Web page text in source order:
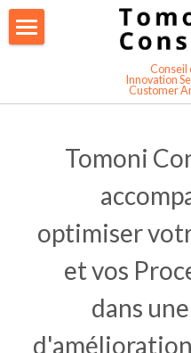
Conseil
Innovation
Customer
A propos de Tomoni
Nos Services
Etudes et Co-
Data et Customer
Formation Design
Conseil
Exemple Innovation
Exemple Data-
Transformation
Exemple Parcours
Tomoni
optimiser
et vos
dans